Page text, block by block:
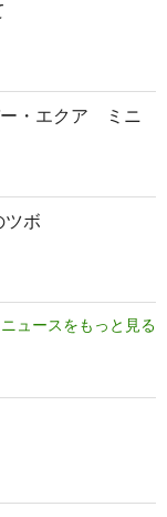
ー・エクア ミニ
ツボ
ニュースをもっと見る